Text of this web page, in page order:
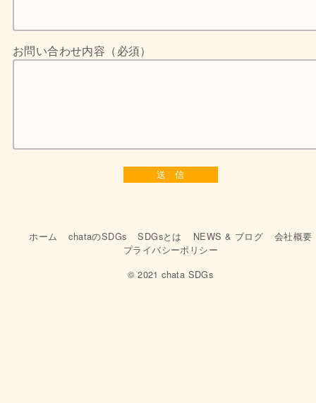
お問い合わせ内容（必須）
ホーム chataのSDGs SDGsとは NEWS & ブログ
会社概要
プライバシーポリシー
© 2021 chata SDGs